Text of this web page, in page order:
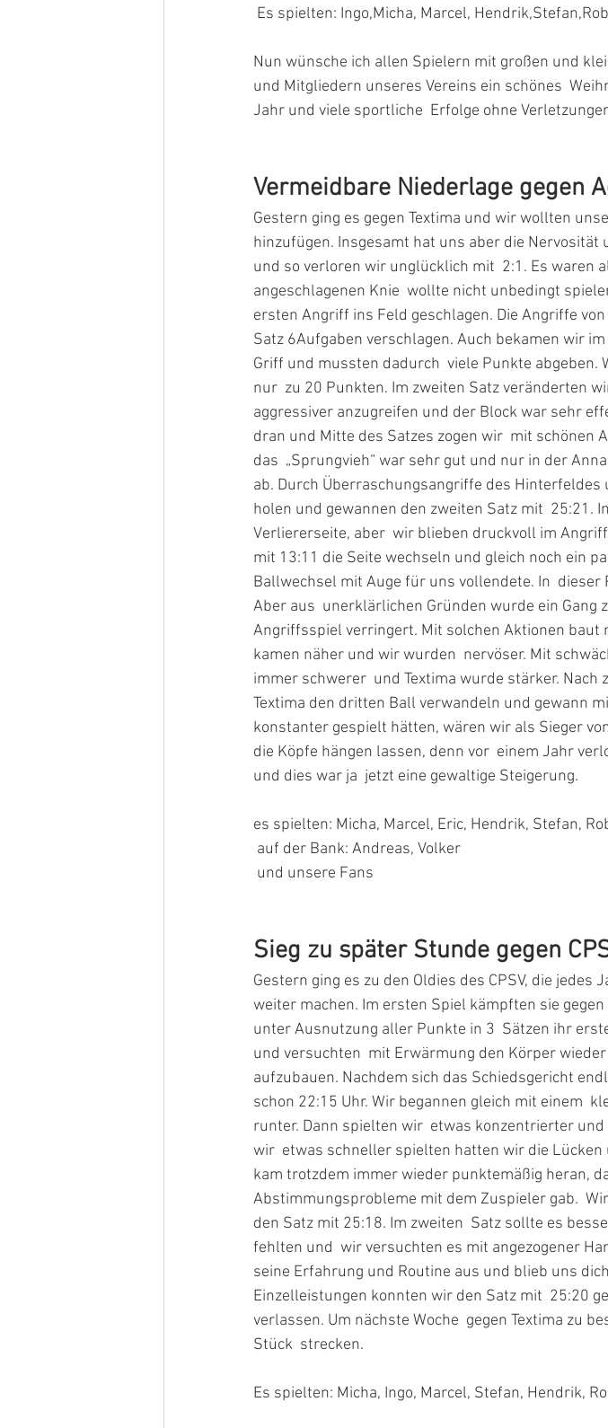
Es spielten: Ingo,Micha, Marcel,
Nun wünsche ich allen Spielern mit großen und
und Mitgliedern unseres Vereins ein schönes
Jahr und viele sportliche  Erfolge ohne
Vermeidbare Niederlage gegen
Gestern ging es gegen Textima und wir wollten
hinzufügen. Insgesamt hat uns aber die
und so verloren wir unglücklich mit  2:1. Es waren
angeschlagenen Knie  wollte nicht unbedingt
ersten Angriff ins Feld geschlagen. Die Angriffe
Satz 6Aufgaben verschlagen. Auch bekamen wir
Griff und mussten dadurch  viele Punkte
nur  zu 20 Punkten. Im zweiten Satz veränderten
aggressiver anzugreifen und der Block war sehr
dran und Mitte des Satzes zogen wir  mit schönen
das  „Sprungvieh“ war sehr gut und nur in der
ab. Durch Überraschungsangriffe des
holen und gewannen den zweiten Satz mit  25:21.
Verliererseite, aber  wir blieben druckvoll im
mit 13:11 die Seite wechseln und gleich noch ein
Ballwechsel mit Auge für uns vollendete. In
Aber aus  unerklärlichen Gründen wurde ein Gang
Angriffsspiel verringert. Mit solchen Aktionen baut
kamen näher und wir wurden  nervöser. Mit
immer schwerer  und Textima wurde stärker.
Textima den dritten Ball verwandeln und gewann
konstanter gespielt hätten, wären wir als Sieger
die Köpfe hängen lassen, denn vor  einem Jahr
und dies war ja  jetzt eine gewaltige Steigerung.
es spielten: Micha, Marcel, Eric, Hendrik, Stefan,
auf der Bank: Andreas, Volker
und unsere Fans
Sieg zu später Stunde gegen
Gestern ging es zu den Oldies des CPSV, die
weiter machen. Im ersten Spiel kämpften sie
unter Ausnutzung aller Punkte in 3  Sätzen ihr
und versuchten  mit Erwärmung den Körper
aufzubauen. Nachdem sich das Schiedsgericht
schon 22:15 Uhr. Wir begannen gleich mit einem
runter. Dann spielten wir  etwas konzentrierter
wir  etwas schneller spielten hatten wir die Lücken
kam trotzdem immer wieder punktemäßig heran,
Abstimmungsprobleme mit dem Zuspieler gab.
den Satz mit 25:18. Im zweiten  Satz sollte es
fehlten und  wir versuchten es mit angezogener
seine Erfahrung und Routine aus und blieb uns
Einzelleistungen konnten wir den Satz mit  25:20
verlassen. Um nächste Woche  gegen Textima zu
Stück  strecken.
Es spielten: Micha, Ingo, Marcel, Stefan, Hendrik,